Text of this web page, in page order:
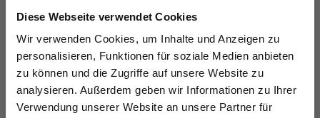
Diese Webseite verwendet Cookies
Wir verwenden Cookies, um Inhalte und Anzeigen zu
personalisieren, Funktionen für soziale Medien anbieten
zu können und die Zugriffe auf unsere Website zu
analysieren. Außerdem geben wir Informationen zu Ihrer
Verwendung unserer Website an unsere Partner für
EINFACH FÜR
Freie Zeit
Sommertage
Täglicher Gebrauch
Sportlich und gepflegtes Aussehen
Ein bequemes und stilvolles Herren-Poloshirt mit zeitlosem
Design und perfekter Passform für jeden Anlass.
Rabatten bis zu 70%.